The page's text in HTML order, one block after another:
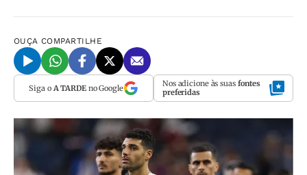
OUÇA COMPARTILHE
Siga o A TARDEno Google Nos adicione às suas fontes
preferidas